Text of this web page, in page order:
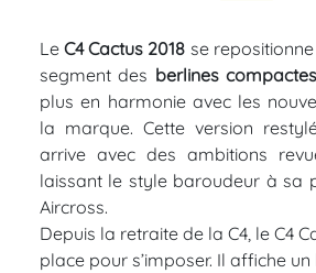
Le C4 Cactus 2018 se
segment des berlines
plus en harmonie avec les
la marque. Cette version
arrive avec des ambitions
laissant le style baroudeur à sa
Aircross.
Depuis la retraite de la C4, le C4
place pour s’imposer. Il affiche